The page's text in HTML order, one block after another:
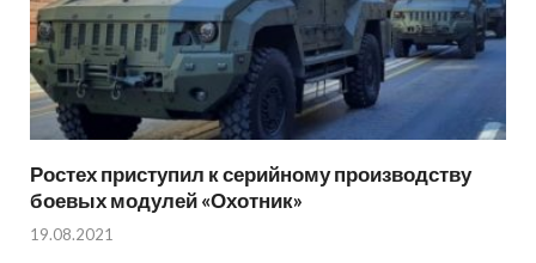
Ростех приступил к серийному производству
боевых модулей «Охотник»
19.08.2021